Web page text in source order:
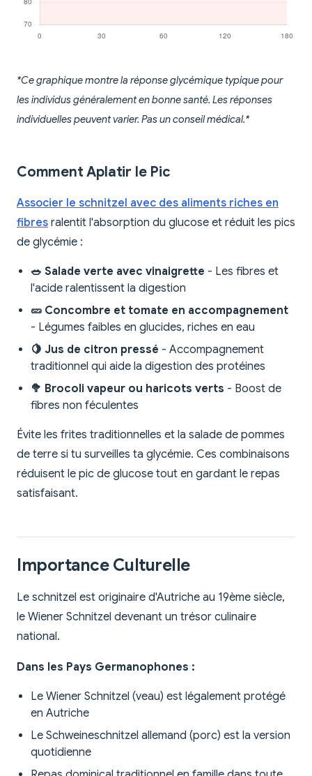
*Ce graphique montre la réponse glycémique typique pour
les individus généralement en bonne santé. Les réponses
individuelles peuvent varier. Pas un conseil médical.*
Comment Aplatir le Pic
Associer le schnitzel avec des aliments riches en
fibres ralentit l'absorption du glucose et réduit les pics
de glycémie :
🥗 Salade verte avec vinaigrette - Les fibres et
l'acide ralentissent la digestion
🥒 Concombre et tomate en accompagnement
- Légumes faibles en glucides, riches en eau
🍋 Jus de citron pressé - Accompagnement
traditionnel qui aide la digestion des protéines
🥦 Brocoli vapeur ou haricots verts - Boost de
fibres non féculentes
Évite les frites traditionnelles et la salade de pommes
de terre si tu surveilles ta glycémie. Ces combinaisons
réduisent le pic de glucose tout en gardant le repas
satisfaisant.
Importance Culturelle
Le schnitzel est originaire d'Autriche au 19ème siècle,
le Wiener Schnitzel devenant un trésor culinaire
national.
Dans les Pays Germanophones :
Le Wiener Schnitzel (veau) est légalement protégé
en Autriche
Le Schweineschnitzel allemand (porc) est la version
quotidienne